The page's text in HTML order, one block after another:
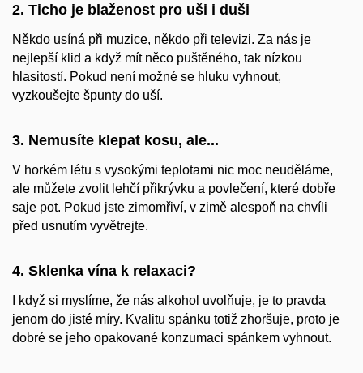
2. Ticho je blaženost pro uši i duši
Někdo usíná při muzice, někdo při televizi. Za nás je
nejlepší klid a když mít něco puštěného, tak nízkou
hlasitostí. Pokud není možné se hluku vyhnout,
vyzkoušejte špunty do uší.
3. Nemusíte klepat kosu, ale...
V horkém létu s vysokými teplotami nic moc neuděláme,
ale můžete zvolit lehčí přikrývku a povlečení, které dobře
saje pot. Pokud jste zimomřiví, v zimě alespoň na chvíli
před usnutím vyvětrejte.
4. Sklenka vína k relaxaci?
I když si myslíme, že nás alkohol uvolňuje, je to pravda
jenom do jisté míry. Kvalitu spánku totiž zhoršuje, proto je
dobré se jeho opakované konzumaci spánkem vyhnout.